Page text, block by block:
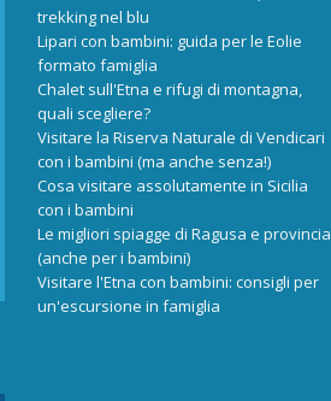
trekking nel blu
Lipari con bambini: guida per le Eolie
formato famiglia
Chalet sull'Etna e rifugi di montagna,
quali scegliere?
Visitare la Riserva Naturale di Vendicari
con i bambini (ma anche senza!)
Cosa visitare assolutamente in Sicilia
con i bambini
Le migliori spiagge di Ragusa e provincia
(anche per i bambini)
Visitare l'Etna con bambini: consigli per
un'escursione in famiglia